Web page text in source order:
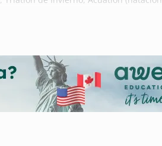
de practicar este deporte por
plazos de solicitud y como